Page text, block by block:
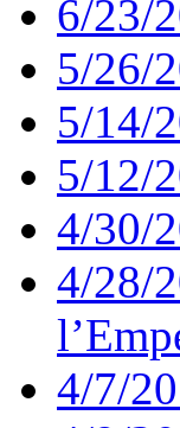
6/23/
5/26/
5/14/
5/12/
4/30/
4/28/
4/7/